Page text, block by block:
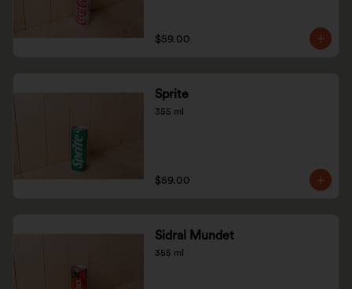
$59.00
Sprite
355 ml
$59.00
Sidral Mundet
355 ml